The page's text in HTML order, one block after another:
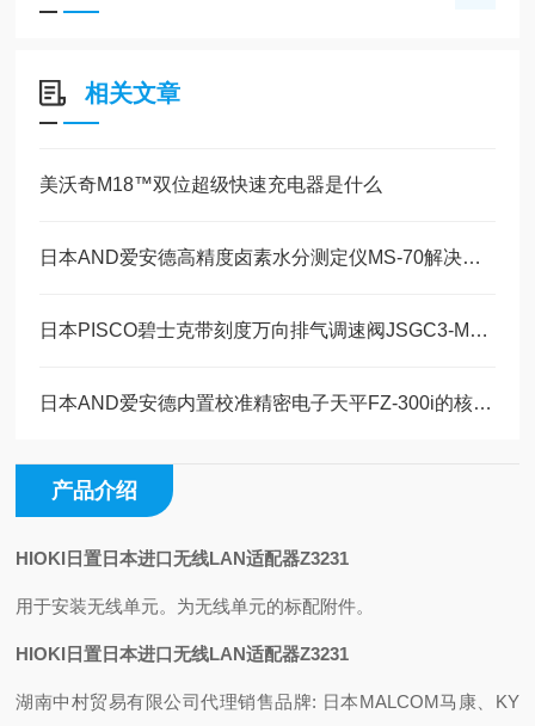
相关文章
美沃奇M18™双位超级快速充电器是什么
日本AND爱安德高精度卤素水分测定仪MS-70解决方案
日本PISCO碧士克带刻度万向排气调速阀JSGC3-M3A-C技术参数
日本AND爱安德内置校准精密电子天平FZ-300i的核心优势
产品介绍
HIOKI日置日本进口无线LAN适配器Z3231
用于安装无线单元。为无线单元的标配附件。
HIOKI日置日本进口无线LAN适配器Z3231
湖南中村贸易有限公司代理销售品牌: 日本MALCOM马康、KY